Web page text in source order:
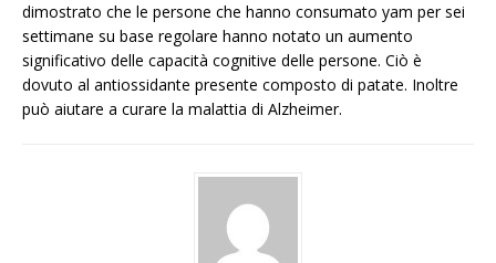
dimostrato che le persone che hanno consumato yam per sei
settimane su base regolare hanno notato un aumento
significativo delle capacità cognitive delle persone. Ciò è
dovuto al antiossidante presente composto di patate. Inoltre
può aiutare a curare la malattia di Alzheimer.